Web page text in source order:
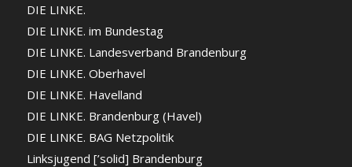
DIE LINKE.
DIE LINKE. im Bundestag
DIE LINKE. Landesverband Brandenburg
DIE LINKE. Oberhavel
DIE LINKE. Havelland
DIE LINKE. Brandenburg (Havel)
DIE LINKE. BAG Netzpolitik
Linksjugend [’solid] Brandenburg